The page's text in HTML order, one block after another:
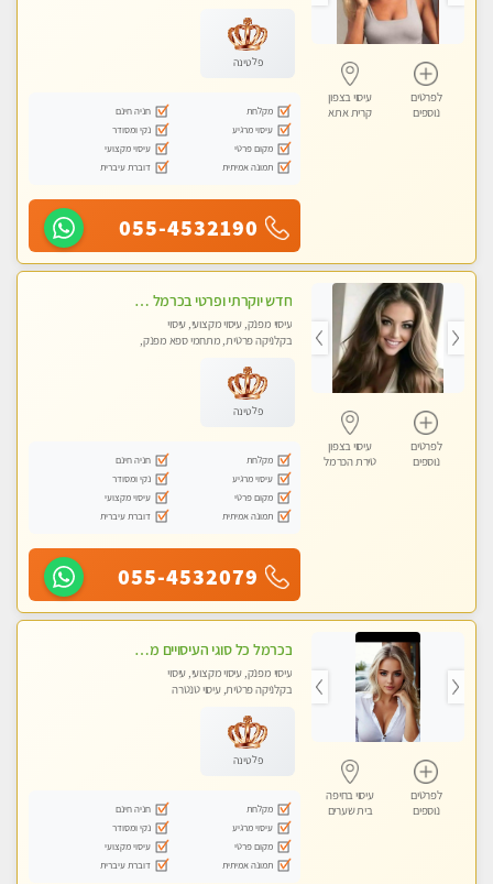
לפרטים
נוספים
עיסוי בצפון
קרית אתא
טנטרה, עיסוי מגבר לגבר, עיסוי מגבר
לאישה
פלטינה
מקלחת
חניה חינם
עיסוי מרגיע
נקי ומסודר
מקום פרטי
עיסוי מקצועי
תמונה אמיתית
דוברת עיברית
055-4532190
לפרטים
נוספים
עיסוי בצפון
טירת הכרמל
חדש יוקרתי ופרטי בכרמל – חיפה! פנקו את עצמכם ברוגע פינוק וחוויה בלתי נשכחת ללא מין !!
עיסוי מפנק, עיסוי מקצועי, עיסוי
בקלניקה פרטית, מתחמי ספא מפנק,
פלטינה
מקלחת
חניה חינם
עיסוי מרגיע
נקי ומסודר
מקום פרטי
עיסוי מקצועי
תמונה אמיתית
דוברת עיברית
055-4532079
לפרטים
נוספים
עיסוי בחיפה
בית שערים
בכרמל כל סוגי העיסויים מעסה מקצועית ואיכותית פרטי!!!
עיסוי מפנק, עיסוי מקצועי, עיסוי
בקלניקה פרטית, עיסוי טנטרה
פלטינה
מקלחת
חניה חינם
עיסוי מרגיע
נקי ומסודר
מקום פרטי
עיסוי מקצועי
תמונה אמיתית
דוברת עיברית